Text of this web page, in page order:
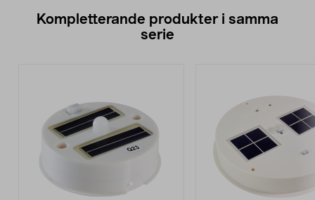
Kompletterande produkter i samma
serie